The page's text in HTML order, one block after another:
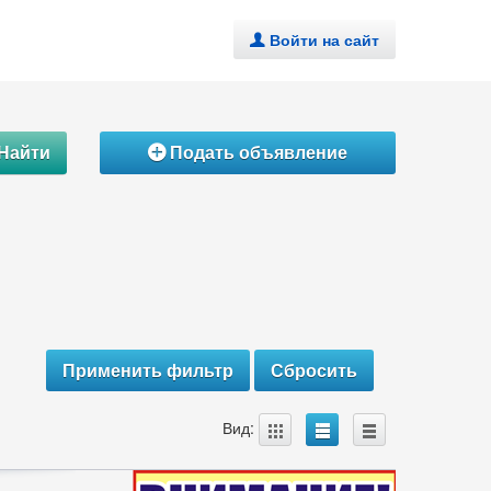
. Войти на сайт
ÁПодать объявление
Вид: A B C